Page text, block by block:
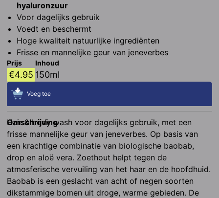
hyaluronzuur
Voor dagelijks gebruik
Voedt en beschermt
Hoge kwaliteit natuurlijke ingrediënten
Frisse en mannelijke geur van jeneverbes
Prijs
€4.95
Inhoud
150ml
Voeg toe
Omschrijving
Hair & body wash voor dagelijks gebruik, met een
frisse mannelijke geur van jeneverbes. Op basis van
een krachtige combinatie van biologische baobab,
drop en aloë vera. Zoethout helpt tegen de
atmosferische vervuiling van het haar en de hoofdhuid.
Baobab is een geslacht van acht of negen soorten
dikstammige bomen uit droge, warme gebieden. De